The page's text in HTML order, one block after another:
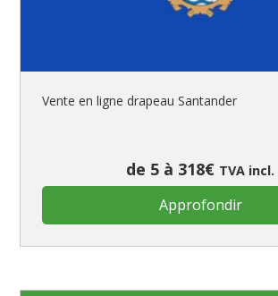
Vente en ligne drapeau Santander
de 5 à 318€ TVA incl.
Approfondir